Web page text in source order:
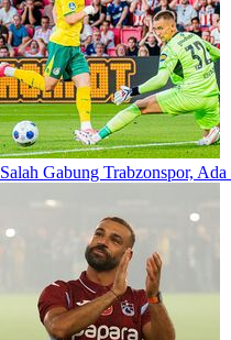
Salah Gabung Trabzonspor,